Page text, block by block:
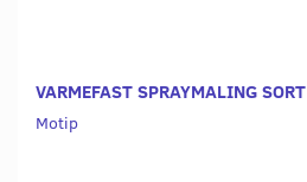
VARMEFAST SPRAYMALING SORT
Motip